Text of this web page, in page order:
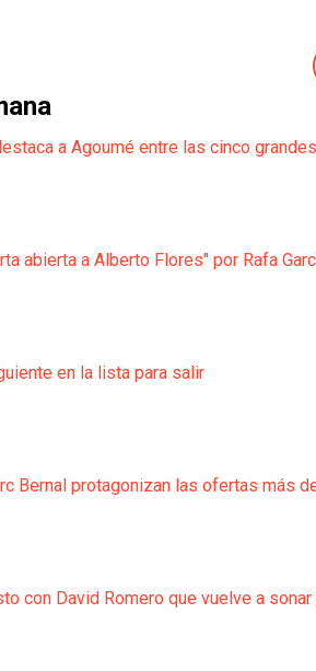
a Agoumé entre las cinco
abierta a Alberto Flores" por Rafa
en la lista para salir
Bernal protagonizan las ofertas más
con David Romero que vuelve a